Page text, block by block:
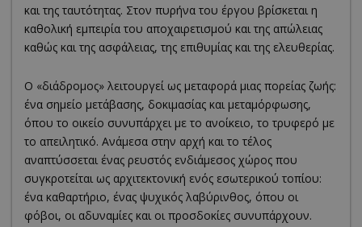
και της ταυτότητας. Στον πυρήνα του έργου βρίσκεται η
καθολική εμπειρία του αποχαιρετισμού και της απώλειας
καθώς και της ασφάλειας, της επιθυμίας και της ελευθερίας.
Ο «διάδρομος» λειτουργεί ως μεταφορά μιας πορείας ζωής:
ένα σημείο μετάβασης, δοκιμασίας και μεταμόρφωσης,
όπου το οικείο συνυπάρχει με το ανοίκειο, το τρυφερό με
το απειλητικό. Ανάμεσα στην αρχή και το τέλος
αναπτύσσεται ένας ρευστός ενδιάμεσος χώρος που
συγκροτείται ως αρχιτεκτονική ενός εσωτερικού τοπίου:
ένα καθαρτήριο, ένας ψυχικός λαβύρινθος, όπου οι
φόβοι, οι αδυναμίες και οι προσδοκίες συνυπάρχουν.